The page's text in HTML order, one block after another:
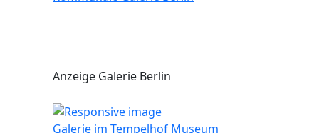
Anzeige Galerie Berlin
Galerie im Tempelhof Museum